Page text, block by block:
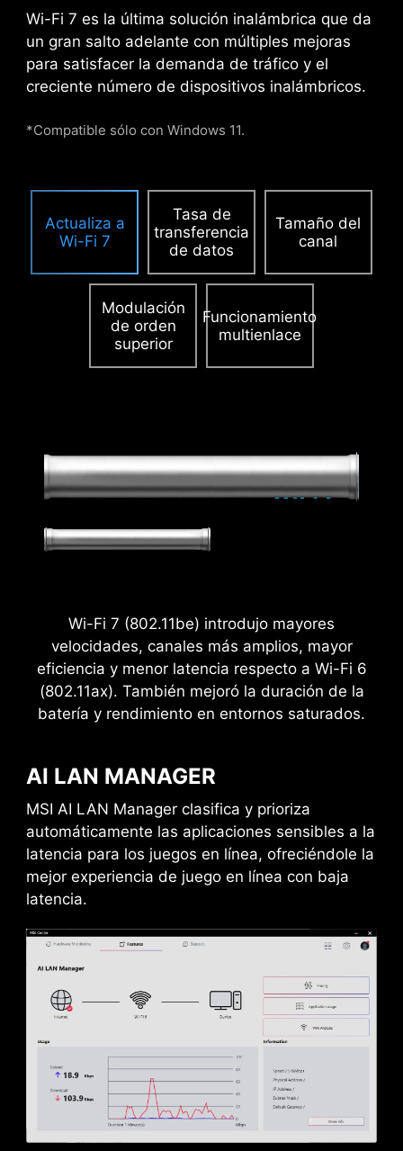
Wi-Fi 7 es la última solución inalámbrica que da
un gran salto adelante con múltiples mejoras
para satisfacer la demanda de tráfico y el
creciente número de dispositivos inalámbricos.
*Compatible sólo con Windows 11.
Actualiza a
Wi-Fi 7
Tasa de
transferencia
de datos
Tamaño del
canal
Modulación
de orden
superior
Funcionamiento
multienlace
Wi-Fi 7 (802.11be) introdujo mayores
velocidades, canales más amplios, mayor
eficiencia y menor latencia respecto a Wi-Fi 6
(802.11ax). También mejoró la duración de la
batería y rendimiento en entornos saturados.
AI LAN MANAGER
MSI AI LAN Manager clasifica y prioriza
automáticamente las aplicaciones sensibles a la
latencia para los juegos en línea, ofreciéndole la
mejor experiencia de juego en línea con baja
latencia.
PCIE SUPPLEMENTAL POWER
El exclusivo conector Supplemental PCIe Power
proporciona alimentación dedicada para las
utilizadas en computación de IA y juegos, lo que
sostenido. Más información sobre la
compatibilidad de chasis.
2.5x
Power Excursion
STORAGE / DOCKS
Connect multiple Thunderbolt™ devices in a
daisy chain, allowing data, power, and video
signals to flow from the computer to up to five
accessories. Alternatively, use a Thunderbolt™
hub or dock to consolidate all accessories into a
single connection to your Thunderbolt™